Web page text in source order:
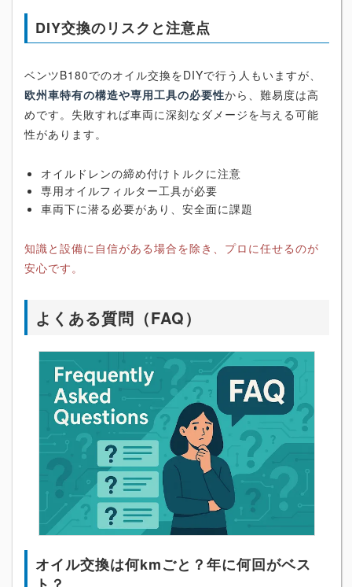
DIY交換のリスクと注意点
ベンツB180でのオイル交換をDIYで行う人もいますが、
欧州車特有の構造や専用工具の必要性から、難易度は高
めです。失敗すれば車両に深刻なダメージを与える可能
性があります。
オイルドレンの締め付けトルクに注意
専用オイルフィルター工具が必要
車両下に潜る必要があり、安全面に課題
知識と設備に自信がある場合を除き、プロに任せるのが
安心です。
よくある質問（FAQ）
オイル交換は何kmごと？年に何回がベス